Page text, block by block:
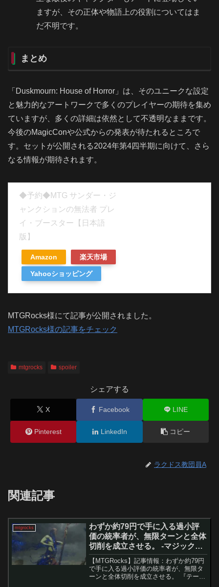
ますが、その正体や物語上の役割についてはま
だ不明です。
まとめ
「Duskmourn: House of Horror」は、そのユニークな設定
と魅力的なアートワークで多くのプレイヤーの期待を集め
ていますが、多くの詳細は依然として不透明なままです。
今後のMagicConや公式からの発表が待たれるところで
す。セットが公開される2024年第4四半期に向けて、さら
なる情報が期待されます。
◆予約◆MTG サンダー・ジ
ャンクションの無法者 プレ
イ・ブースター【日本語
版】
Amazon 楽天市場
Yahooショッピング
MTGRocks様にて記事が公開されました。
MTGRocks様の記事をチェック
mtgrocks spoiler
シェアする
X Facebook LINE
Pinterest LinkedIn コピー
ラクドス教団員A
関連記事
mtgrocks
わずか約79円で手に入る過小評
価の統率者が、無限ターンと全体
切削を成立させる。 -マジック：
ザ・ギャザリング
【MTGRocks】記事情報：わずか約79円
で手に入る過小評価の統率者が、無限タ
ーンと全体切削を成立させる。 『テーロ